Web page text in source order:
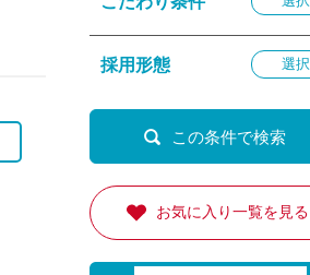
初めての転職応援
週5日
採用形態 選択
お気に入り一覧を見る